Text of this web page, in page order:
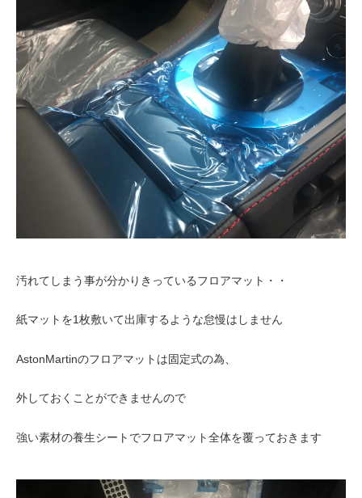
汚れてしまう事が分かりきっているフロアマット・・
紙マットを1枚敷いて出庫するような怠慢はしません
AstonMartinのフロアマットは固定式の為、
外しておくことができませんので
強い素材の養生シートでフロアマット全体を覆っておきます